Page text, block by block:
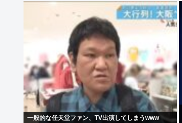
一般的な任天堂ファン、TV出演してしまうwww